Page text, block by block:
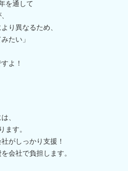
を通して
り異なるため、
たい」
よ！
、
ます。
がしっかり支援！
会社で負担します。